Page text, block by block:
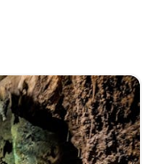
bietet
werden, und
Die Blue
beinhaltet einen
Katoomba-